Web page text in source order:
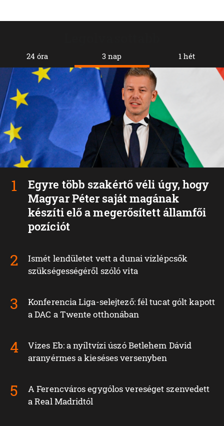
24 óra 3 nap
Egyre több szakértő véli úgy, hogy
Magyar Péter saját magának
készíti elő a megerősített államfői
pozíciót
Ismét lendületet vett a dunai vízlépcsők
szükségességéről szóló vita
Konferencia Liga-selejtező: fél tucat gólt kapott
a DAC a Twente otthonában
Vizes Eb: a nyíltvízi úszó Betlehem Dávid
aranyérmes a kieséses versenyben
A Ferencváros egygólos vereséget szenvedett
a Real Madridtól
1 hét